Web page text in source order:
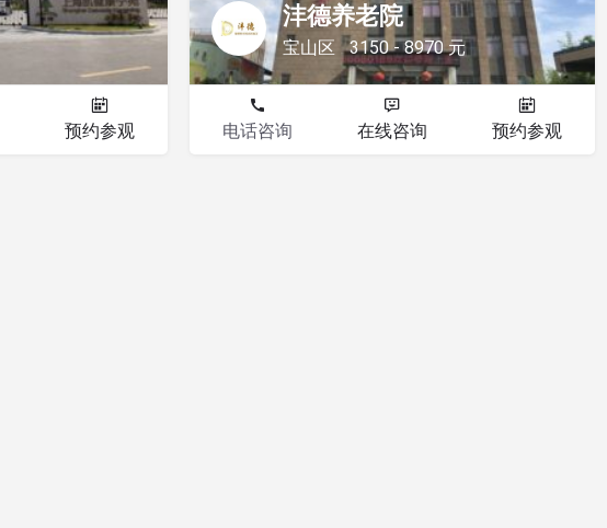
预约参观
沣德养老院
宝山区 3150 - 8970 元
电话咨询 在线咨询 预约参观